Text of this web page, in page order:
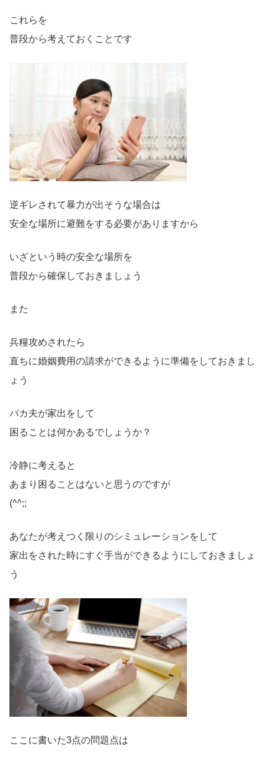
これらを
普段から考えておくことです
逆ギレされて暴力が出そうな場合は
安全な場所に避難をする必要がありますから
いざという時の安全な場所を
普段から確保しておきましょう
また
兵糧攻めされたら
直ちに婚姻費用の請求ができるように準備をしておきまし
ょう
バカ夫が家出をして
困ることは何かあるでしょうか？
冷静に考えると
あまり困ることはないと思うのですが
(^^;;
あなたが考えつく限りのシミュレーションをして
家出をされた時にすぐ手当ができるようにしておきましょ
う
ここに書いた3点の問題点は